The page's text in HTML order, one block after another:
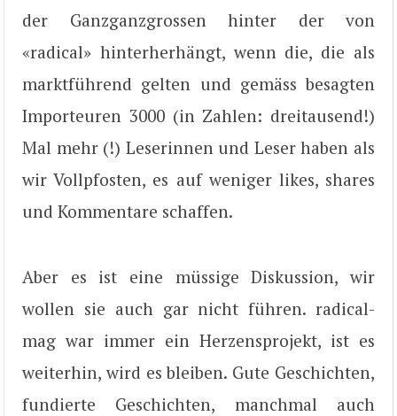
der Ganzganzgrossen hinter der von
«radical» hinterherhängt, wenn die, die als
marktführend gelten und gemäss besagten
Importeuren 3000 (in Zahlen: dreitausend!)
Mal mehr (!) Leserinnen und Leser haben als
wir Vollpfosten, es auf weniger likes, shares
und Kommentare schaffen.
Aber es ist eine müssige Diskussion, wir
wollen sie auch gar nicht führen. radical-
mag war immer ein Herzensprojekt, ist es
weiterhin, wird es bleiben. Gute Geschichten,
fundierte Geschichten, manchmal auch